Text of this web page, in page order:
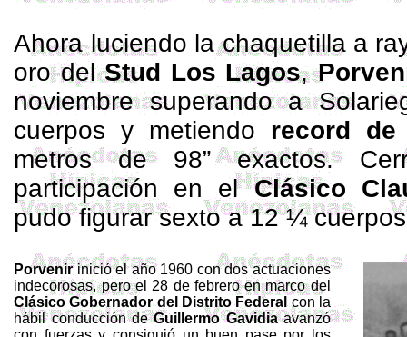
Ahora luciendo la chaquetilla a
oro delStud Los Lagos,
noviembre superando a
cuerpos y metiendo record de
metrosde 98”exactos.
participación en elClásico
pudo figurar sexto a 12 ¼
Porvenirinició el año 1960 con dos actuaciones
indecorosas, pero el 28 de febrero en marco del
Clásico Gobernador del Distrito Federalcon la
hábil conducción deGuillermoGavidia avanzó